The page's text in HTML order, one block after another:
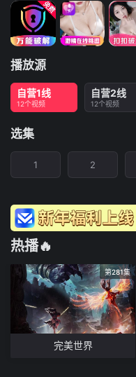
播放源
自营1线
12个视频
自营2线
12个视频
选集
1 2
热播🔥
第281集
完美世界